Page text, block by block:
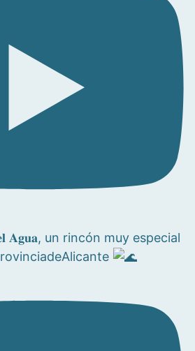
𝐀𝐠𝐮𝐚, un rincón muy especial